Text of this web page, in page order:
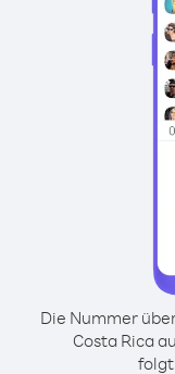
Die Nummer
Costa Rica